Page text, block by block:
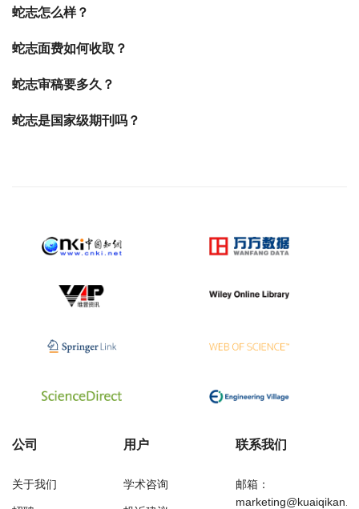
蛇志怎么样？
蛇志面费如何收取？
蛇志审稿要多久？
蛇志是国家级期刊吗？
公司
关于我们
用户
学术咨询
联系我们
邮箱：